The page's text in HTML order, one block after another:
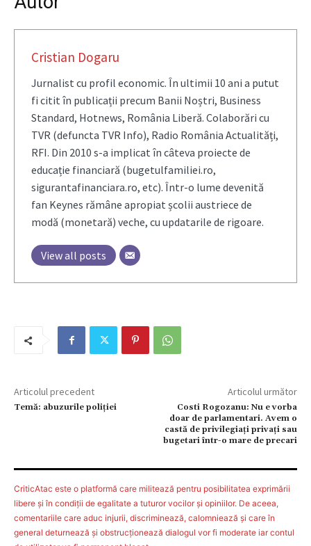
Cristian Dogaru
Jurnalist cu profil economic. În ultimii 10 ani a putut
fi citit în publicații precum Banii Noștri, Business
Standard, Hotnews, România Liberă. Colaborări cu
TVR (defuncta TVR Info), Radio România Actualități,
RFI. Din 2010 s-a implicat în câteva proiecte de
educație financiară (bugetulfamiliei.ro,
sigurantafinanciara.ro, etc). Într-o lume devenită
fan Keynes rămâne apropiat școlii austriece de
modă (monetară) veche, cu updatarile de rigoare.
View all posts
Articolul precedent
Temă: abuzurile poliției
Articolul următor
Costi Rogozanu: Nu e vorba
doar de parlamentari. Avem o
castă de privilegiaţi privaţi sau
bugetari într-o mare de precari
CriticAtac este o platformă care militează pentru posibilitatea exprimării
libere şi în condiţii de egalitate a tuturor vocilor şi opiniilor. De aceea,
comentariile care aduc injurii, discriminează, calomniează şi care în
general deturnează şi obstrucţionează dialogul vor fi moderate iar contul